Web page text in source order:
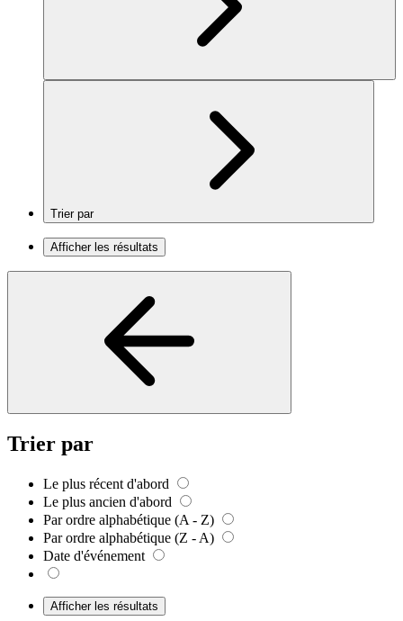
Trier par
Afficher les résultats
Trier par
Le plus récent d'abord
Le plus ancien d'abord
Par ordre alphabétique (A - Z)
Par ordre alphabétique (Z - A)
Date d'événement
Afficher les résultats